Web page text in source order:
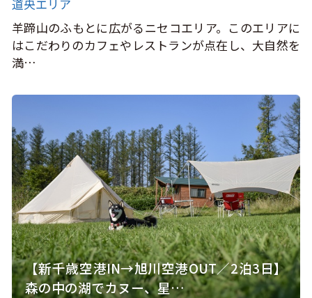
道央エリア
羊蹄山のふもとに広がるニセコエリア。このエリアに
はこだわりのカフェやレストランが点在し、大自然を
満…
【新千歳空港IN→旭川空港OUT／2泊3日】
森の中の湖でカヌー、星…